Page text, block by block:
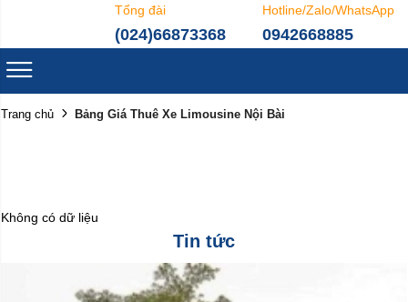
Tổng đài
(024)66873368
Hotline/Zalo/WhatsApp
0942668885
Trang chủ Bảng Giá Thuê Xe Limousine Nội Bài
Không có dữ liệu
Tin tức